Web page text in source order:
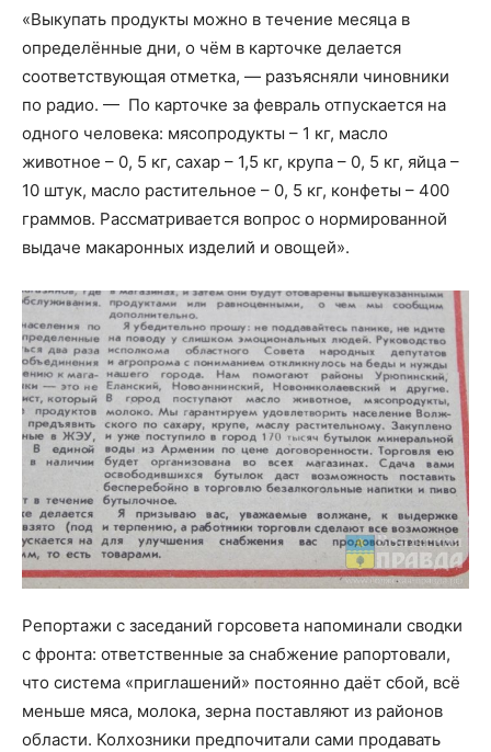
«Выкупать продукты можно в течение месяца в
определённые дни, о чём в карточке делается
соответствующая отметка, — разъясняли чиновники
по радио. — По карточке за февраль отпускается на
одного человека: мясопродукты – 1 кг, масло
животное – 0, 5 кг, сахар – 1,5 кг, крупа – 0, 5 кг, яйца –
10 штук, масло растительное – 0, 5 кг, конфеты – 400
граммов. Рассматривается вопрос о нормированной
выдаче макаронных изделий и овощей».
Репортажи с заседаний горсовета напоминали сводки
с фронта: ответственные за снабжение рапортовали,
что система «приглашений» постоянно даёт сбой, всё
меньше мяса, молока, зерна поставляют из районов
области. Колхозники предпочитали сами продавать